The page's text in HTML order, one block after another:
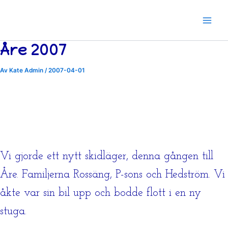
Åre 2007
Av Kate Admin /2007-04-01
Vi gjorde ett nytt skidläger, denna gången till
Åre. Familjerna Rossäng, P-sons och Hedström. Vi
åkte var sin bil upp och bodde flott i en ny
stuga.